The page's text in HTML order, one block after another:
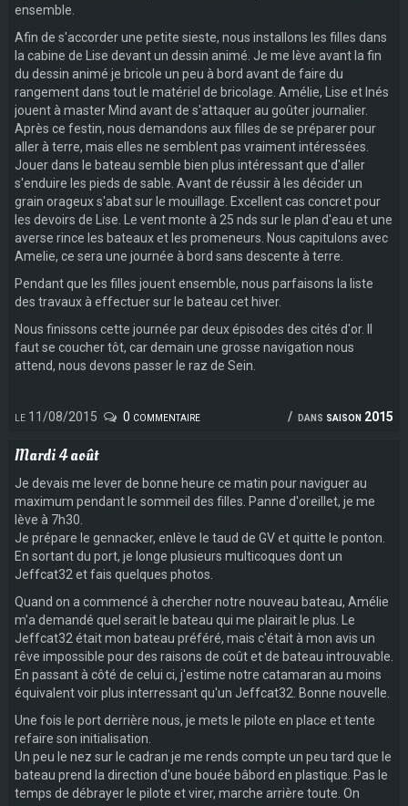
le 11/08/2015 dans saison 2015
0 commentaire
ensemble.
Afin de s'accorder une petite sieste, nous installons les filles dans
la cabine de Lise devant un dessin animé. Je me lève avant la fin
du dessin animé je bricole un peu à bord avant de faire du
rangement dans tout le matériel de bricolage. Amélie, Lise et Inés
jouent à master Mind avant de s'attaquer au goûter journalier.
Après ce festin, nous demandons aux filles de se préparer pour
aller à terre, mais elles ne semblent pas vraiment intéressées.
Jouer dans le bateau semble bien plus intéressant que d'aller
s'enduire les pieds de sable. Avant de réussir à les décider un
grain orageux s'abat sur le mouillage. Excellent cas concret pour
les devoirs de Lise. Le vent monte à 25 nds sur le plan d'eau et une
averse rince les bateaux et les promeneurs. Nous capitulons avec
Amelie, ce sera une journée à bord sans descente à terre.
Pendant que les filles jouent ensemble, nous parfaisons la liste
des travaux à effectuer sur le bateau cet hiver.
Nous finissons cette journée par deux épisodes des cités d'or. Il
faut se coucher tôt, car demain une grosse navigation nous
attend, nous devons passer le raz de Sein.
Mardi 4 août
Je devais me lever de bonne heure ce matin pour naviguer au
maximum pendant le sommeil des filles. Panne d'oreillet, je me
lève à 7h30.
Je prépare le gennacker, enlève le taud de GV et quitte le ponton.
En sortant du port, je longe plusieurs multicoques dont un
Jeffcat32 et fais quelques photos.
Quand on a commencé à chercher notre nouveau bateau, Amélie
m'a demandé quel serait le bateau qui me plairait le plus. Le
Jeffcat32 était mon bateau préféré, mais c'était à mon avis un
rêve impossible pour des raisons de coût et de bateau introuvable.
En passant à côté de celui ci, j'estime notre catamaran au moins
équivalent voir plus interressant qu'un Jeffcat32. Bonne nouvelle.
Une fois le port derrière nous, je mets le pilote en place et tente
refaire son initialisation.
Un peu le nez sur le cadran je me rends compte un peu tard que le
bateau prend la direction d'une bouée bâbord en plastique. Pas le
temps de débrayer le pilote et virer, marche arrière toute. On